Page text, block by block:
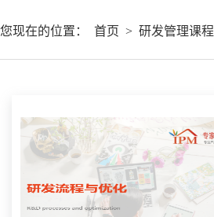
您现在的位置： 首页 > 研发管理课程